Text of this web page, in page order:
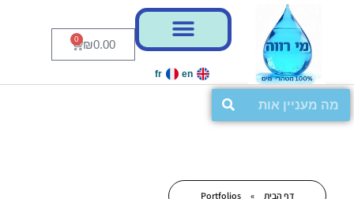
₪0.00
0
en
fr
דף הבית »
Portfolios